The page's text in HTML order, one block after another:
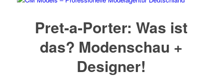
Pret-a-Porter: Was ist
das? Modenschau +
Designer!